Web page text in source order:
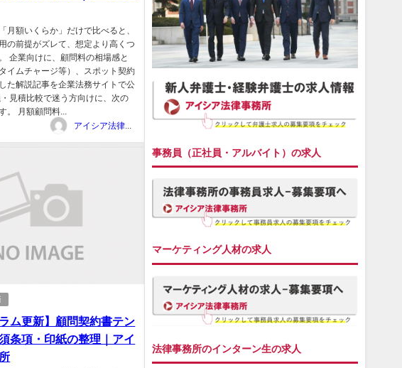
月額いくらか」だけで比べると、
の前提がズレて、想定より高くつ
企業向けに、顧問料の相場感と
イムチャージ等）、スポット契約
た解説記事を企業法務サイトで公
見積比較で迷う方向けに、次の
。 月額顧問料...
アイシア法律事務所
ム更新】顧問契約書テン
条項・印紙の整理｜アイ
事務員（正社員・アルバイト）の求人
マーケティング人材の求人
法律事務所のインターン生の求人